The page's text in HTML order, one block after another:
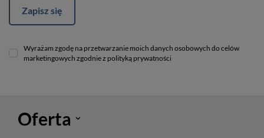
Zapisz się
Wyrażam zgodę na przetwarzanie moich danych osobowych do celów
marketingowych zgodnie z polityką prywatności
Oferta